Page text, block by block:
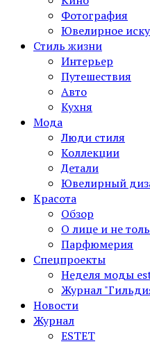
Фотография
Ювелирное
Стиль жизни
Интерьер
Путешествия
Авто
Кухня
Мода
Люди стиля
Коллекции
Детали
Ювелирный
Красота
Обзор
О лице и не
Парфюмерия
Спецпроекты
Неделя моды
Журнал
Новости
Журнал
ESTET